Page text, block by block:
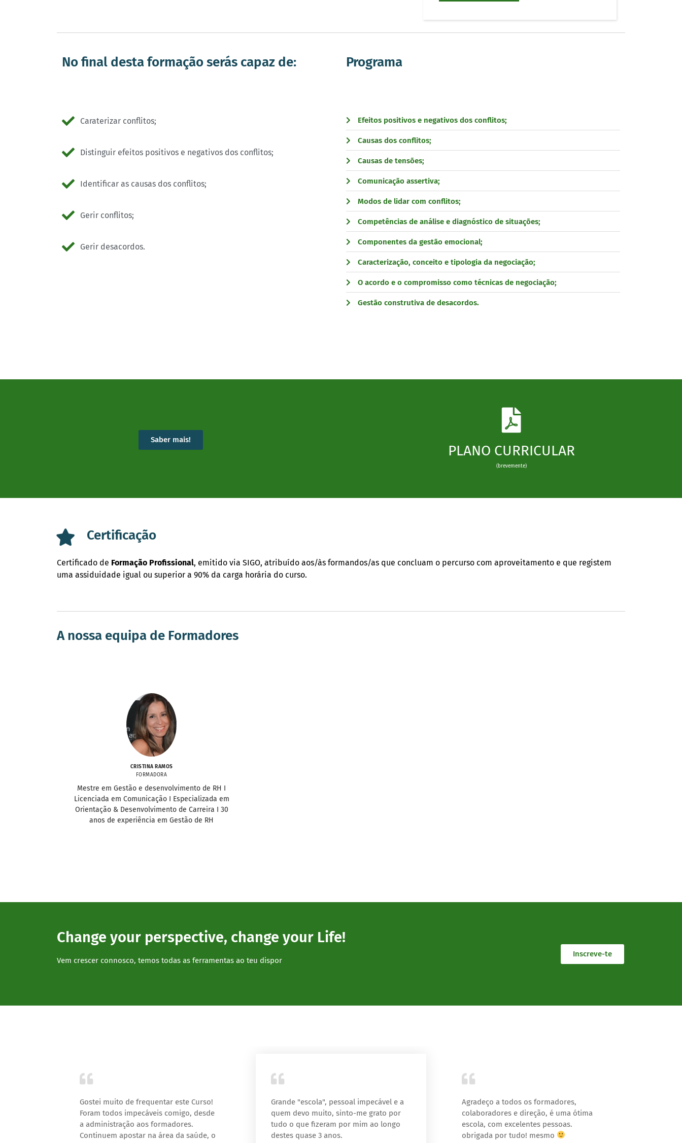
No final desta formação serás capaz de:
Caraterizar conflitos;
Distinguir efeitos positivos e negativos dos conflitos;
Identificar as causas dos conflitos;
Gerir conflitos;
Gerir desacordos.
Programa
Efeitos positivos e negativos dos conflitos;
Causas dos conflitos;
Causas de tensões;
Comunicação assertiva;
Modos de lidar com conflitos;
Competências de análise e diagnóstico de situações;
Componentes da gestão emocional;
Caracterização, conceito e tipologia da negociação;
O acordo e o compromisso como técnicas de negociação;
Gestão construtiva de desacordos.
Saber mais!
PLANO CURRICULAR
(brevemente)
Certificação
Certificado de Formação Profissional, emitido via SIGO, atribuído aos/às formandos/as que concluam o percurso com aproveitamento e que registem
uma assiduidade igual ou superior a 90% da carga horária do curso.
A nossa equipa de Formadores
CRISTINA RAMOS
FORMADORA
Mestre em Gestão e desenvolvimento de RH I
Licenciada em Comunicação I Especializada em
Orientação & Desenvolvimento de Carreira I 30
anos de experiência em Gestão de RH
Change your perspective, change your Life!
Vem crescer connosco, temos todas as ferramentas ao teu dispor
Inscreve-te
Gostei muito de frequentar este Curso!
Foram todos impecáveis comigo, desde
a administração aos formadores.
Continuem apostar na área da saúde, o
Grande "escola", pessoal impecável e a
quem devo muito, sinto-me grato por
tudo o que fizeram por mim ao longo
destes quase 3 anos.
Agradeço a todos os formadores,
colaboradores e direção, é uma ótima
escola, com excelentes pessoas.
obrigada por tudo! mesmo